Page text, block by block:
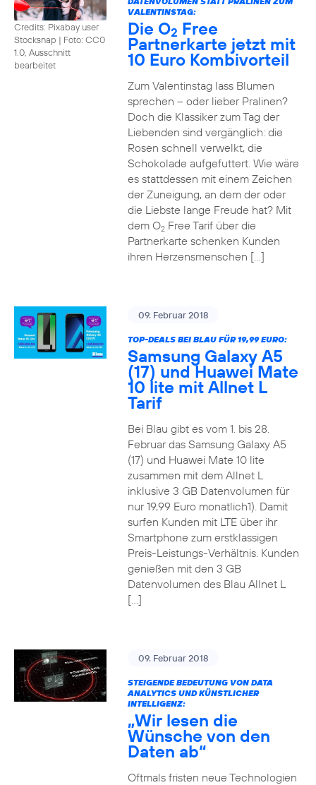
Credits: Pixabay user
Stocksnap | Foto: CC0
1.0, Ausschnitt
bearbeitet
VALENTINSTAG:
Die O2 Free
Partnerkarte jetzt mit
10 Euro Kombivorteil
Zum Valentinstag lass Blumen
sprechen – oder lieber Pralinen?
Doch die Klassiker zum Tag der
Liebenden sind vergänglich: die
Rosen schnell verwelkt, die
Schokolade aufgefuttert. Wie wäre
es stattdessen mit einem Zeichen
der Zuneigung, an dem der oder
die Liebste lange Freude hat? Mit
dem O2Free Tarif über die
Partnerkarte schenken Kunden
ihren Herzensmenschen […]
09. Februar 2018
TOP-DEALS BEI BLAU FÜR 19,99 EURO:
Samsung Galaxy A5
(17) und Huawei Mate
10 lite mit Allnet L
Tarif
Bei Blau gibt es vom 1. bis 28.
Februar das Samsung Galaxy A5
(17) und Huawei Mate 10 lite
zusammen mit dem Allnet L
inklusive 3 GB Datenvolumen für
nur 19,99 Euro monatlich1). Damit
surfen Kunden mit LTE über ihr
Smartphone zum erstklassigen
Preis-Leistungs-Verhältnis. Kunden
genießen mit den 3 GB
Datenvolumen des Blau Allnet L
[…]
09. Februar 2018
STEIGENDE BEDEUTUNG VON DATA
ANALYTICS UND KÜNSTLICHER
INTELLIGENZ:
„Wir lesen die
Wünsche von den
Daten ab“
Oftmals fristen neue Technologien